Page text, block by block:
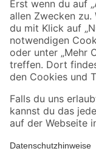
Jetzt die toom-App
Alle Preisangaben in EUR
Umständen nicht in allen
Produkte nur solange der
*Paketversand ab 59 €